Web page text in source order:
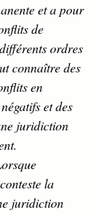
et a pour
de
ordres
connaître des
en
et des
juridiction
la
juridiction